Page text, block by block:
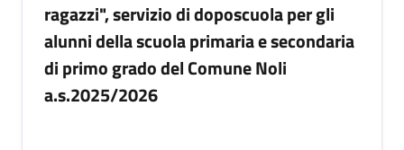
ragazzi", servizio di doposcuola per gli
alunni della scuola primaria e secondaria
di primo grado del Comune Noli
a.s.2025/2026